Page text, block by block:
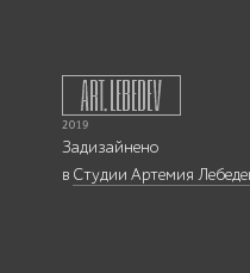
Задизайнено
в Студии Артемия